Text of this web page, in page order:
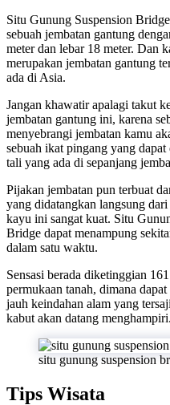
Situ Gunung Suspension
sebuah jembatan gantung
meter dan lebar 18 meter. Dan
merupakan jembatan gantung
ada di Asia.
Jangan khawatir apalagi takut
jembatan gantung ini, karena
menyebrangi jembatan kamu
sebuah ikat pingang yang dapat
tali yang ada di sepanjang
Pijakan jembatan pun terbuat
yang didatangkan langsung
kayu ini sangat kuat. Situ
Bridge dapat menampung
dalam satu waktu.
Sensasi berada diketinggian
permukaan tanah, dimana
jauh keindahan alam yang
kabut akan datang menghampiri.
situ gunung suspension
Tips Wisata